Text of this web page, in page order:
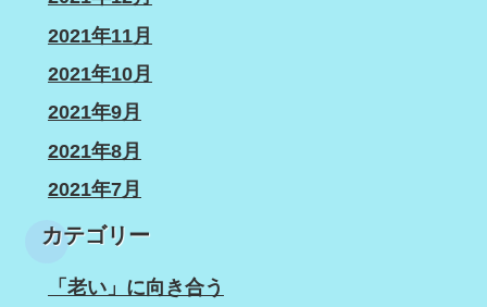
2021年11月
2021年10月
2021年9月
2021年8月
2021年7月
カテゴリー
「老い」に向き合う